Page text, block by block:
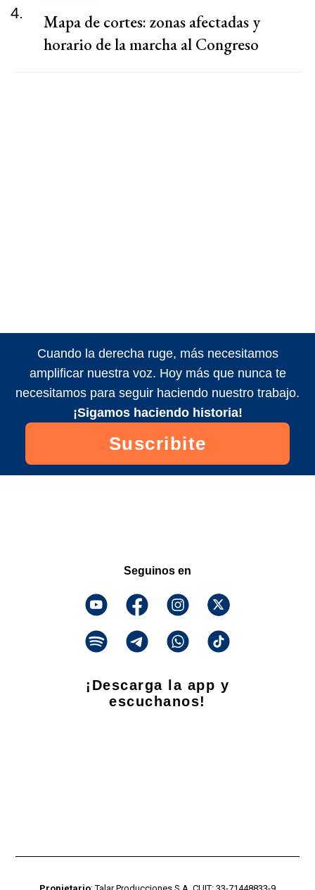
4.
Mapa de cortes: zonas afectadas y
horario de la marcha al Congreso
Cuando la derecha ruge, más necesitamos
amplificar nuestra voz. Hoy más que nunca te
necesitamos para seguir haciendo nuestro trabajo.
¡Sigamos haciendo historia!
Suscribite
Seguinos en
¡Descarga la app y
escuchanos!